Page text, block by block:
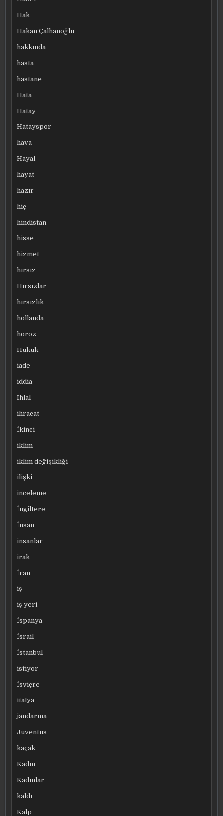
Hak
Hakan Çalhanoğlu
hakkında
hasta
hastane
Hata
Hatay
Hatayspor
hava
Hayal
hayat
hazır
hiç
hindistan
hisse
hizmet
hırsız
Hırsızlar
hırsızlık
hollanda
horoz
Hukuk
iade
iddia
Ihlal
ihracat
İkinci
iklim
iklim değişikliği
ilişki
inceleme
İngiltere
İnsan
insanlar
irak
İran
iş
iş yeri
İspanya
İsrail
İstanbul
istiyor
İsviçre
italya
jandarma
Juventus
kaçak
Kadın
Kadınlar
kaldı
Kalp